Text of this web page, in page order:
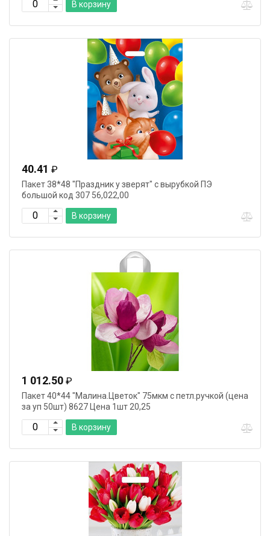
В корзину
40.41 ₽
Пакет 38*48 "Праздник у зверят" с вырубкой ПЭ
большой код 307 56,022,00
В корзину
1 012.50 ₽
Пакет 40*44 "Малина.Цветок" 75мкм с петл.ручкой (цена
за уп 50шт) 8627 Цена 1шт 20,25
В корзину